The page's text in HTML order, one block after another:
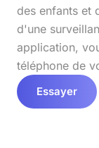
des enfants et
d'une
application,
téléphone de
Essayer